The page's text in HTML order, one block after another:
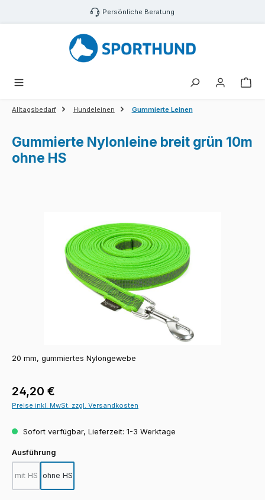
Zum Hauptinhalt springen Persönliche Beratung
Alltagsbedarf Hundeleinen Gummierte Leinen
Gummierte Nylonleine breit grün 10m
ohne HS
20 mm, gummiertes Nylongewebe
Regulärer Preis:
24,20 €
Preise inkl. MwSt. zzgl. Versandkosten
Sofort verfügbar, Lieferzeit: 1-3 Werktage
Ausführung
mit HS
(Diese Option ist zurzeit nicht verfügbar.)
ohne HS